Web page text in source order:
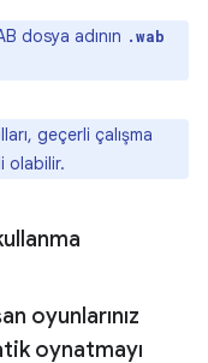
dosya adının .wab
geçerli çalışma
olabilir.
oyunlarınız
oynatmayı